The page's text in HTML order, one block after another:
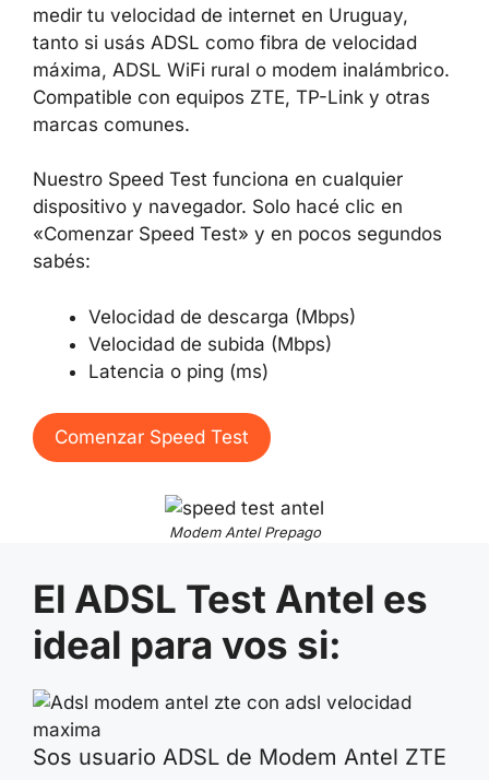
medir tu velocidad de internet en Uruguay,
tanto si usás ADSL como fibra de velocidad
máxima, ADSL WiFi rural o modem inalámbrico.
Compatible con equipos ZTE, TP-Link y otras
marcas comunes.
Nuestro Speed Test funciona en cualquier
dispositivo y navegador. Solo hacé clic en
«Comenzar Speed Test» y en pocos segundos
sabés:
Velocidad de descarga (Mbps)
Velocidad de subida (Mbps)
Latencia o ping (ms)
Comenzar Speed Test
Modem Antel Prepago
El ADSL Test Antel es
ideal para vos si:
Sos usuario ADSL de Modem Antel ZTE